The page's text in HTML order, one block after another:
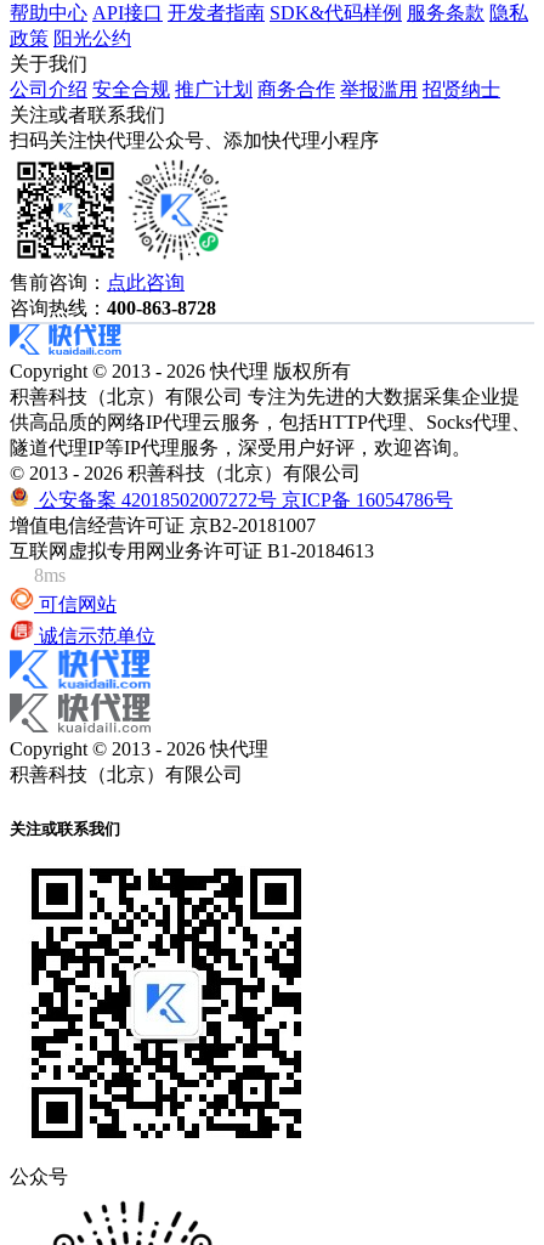
帮助中心 API接口 开发者指南 SDK&代码样例 服务条款 隐私
政策 阳光公约
关于我们
公司介绍 安全合规 推广计划 商务合作 举报滥用 招贤纳士
关注或者联系我们
扫码关注快代理公众号、添加快代理小程序
售前咨询： 点此咨询
咨询热线： 400-863-8728
Copyright © 2013 - 2026 快代理 版权所有
积善科技（北京）有限公司 专注为先进的大数据采集企业提
供高品质的网络IP代理云服务，包括HTTP代理、Socks代理、
隧道代理IP等IP代理服务，深受用户好评，欢迎咨询。
© 2013 - 2026 积善科技（北京）有限公司
公安备案 42018502007272号 京ICP备 16054786号
增值电信经营许可证 京B2-20181007
互联网虚拟专用网业务许可证 B1-20184613
8ms
可信网站
诚信示范单位
Copyright © 2013 - 2026 快代理
积善科技（北京）有限公司
关注或联系我们
公众号